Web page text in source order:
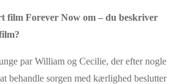
film Forever Now om – du beskriver
par William og Cecilie, der efter nogle
behandle sorgen med kærlighed beslutter